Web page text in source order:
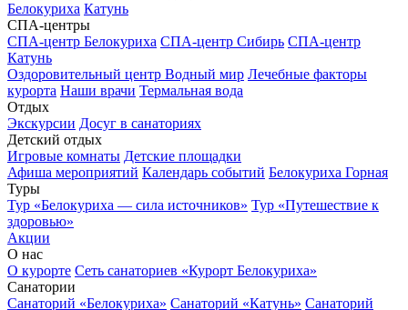
Белокуриха Катунь
СПА-центры
СПА-центр Белокуриха СПА-центр Сибирь СПА-центр
Катунь
Оздоровительный центр Водный мир Лечебные факторы
курорта Наши врачи Термальная вода
Отдых
Экскурсии Досуг в санаториях
Детский отдых
Игровые комнаты Детские площадки
Афиша мероприятий Календарь событий Белокуриха Горная
Туры
Тур «Белокуриха — сила источников» Тур «Путешествие к
здоровью»
Акции
О нас
О курорте Сеть санаториев «Курорт Белокуриха»
Санатории
Санаторий «Белокуриха» Санаторий «Катунь» Санаторий